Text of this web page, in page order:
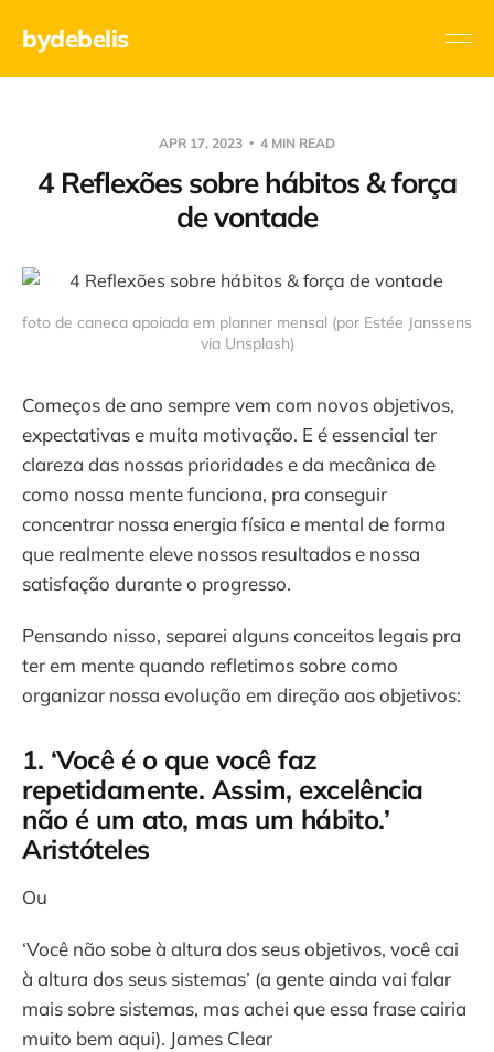
bydebelis
APR 17, 2023 4 MIN READ
4 Reflexões sobre hábitos & força
de vontade
foto de caneca apoiada em planner mensal (por Estée Janssens
via Unsplash)
Começos de ano sempre vem com novos objetivos,
expectativas e muita motivação. E é essencial ter
clareza das nossas prioridades e da mecânica de
como nossa mente funciona, pra conseguir
concentrar nossa energia física e mental de forma
que realmente eleve nossos resultados e nossa
satisfação durante o progresso.
Pensando nisso, separei alguns conceitos legais pra
ter em mente quando refletimos sobre como
organizar nossa evolução em direção aos objetivos:
1. ‘Você é o que você faz
repetidamente. Assim, excelência
não é um ato, mas um hábito.’
Aristóteles
Ou
‘Você não sobe à altura dos seus objetivos, você cai
à altura dos seus sistemas’ (a gente ainda vai falar
mais sobre sistemas, mas achei que essa frase cairia
muito bem aqui). James Clear